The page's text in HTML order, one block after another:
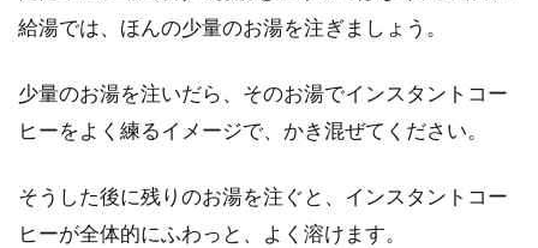
食事改善で便秘を解消するなら、食物繊維を積
ムーズに...
塩少々って何g？レシピの調味料の
表記を理解しよう
給湯では、ほんの少量のお湯を注ぎましょう。
少量のお湯を注いだら、そのお湯でインスタントコー
ヒーをよく練るイメージで、かき混ぜてください。
そうした後に残りのお湯を注ぐと、インスタントコー
ヒーが全体的にふわっと、よく溶けます。